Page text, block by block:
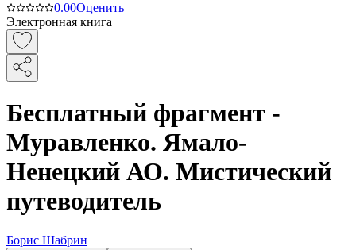
0.00Оценить
Электронная книга
Бесплатный фрагмент -
Муравленко. Ямало-
Ненецкий АО. Мистический
путеводитель
Борис Шабрин